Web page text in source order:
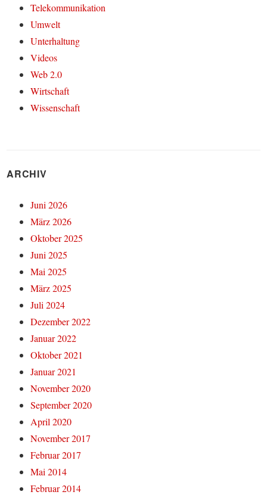
Telekommunikation
Umwelt
Unterhaltung
Videos
Web 2.0
Wirtschaft
Wissenschaft
ARCHIV
Juni 2026
März 2026
Oktober 2025
Juni 2025
Mai 2025
März 2025
Juli 2024
Dezember 2022
Januar 2022
Oktober 2021
Januar 2021
November 2020
September 2020
April 2020
November 2017
Februar 2017
Mai 2014
Februar 2014